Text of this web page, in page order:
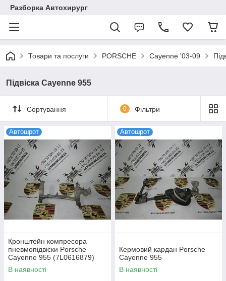
Разборка Автохирург
Товари та послуги PORSCHE Cayenne '03-09
Підвіска Cayenne 955
Сортування 0 Фільтри
Автошрот
Кронштейн компресора
пневмопідвіски Porsche
Cayenne 955 (7L0616879)
В наявності
Автошрот
Кермовий кардан Porsche
Cayenne 955
В наявності